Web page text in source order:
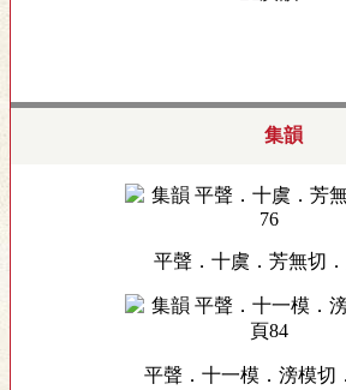
集韻
平聲．十虞．芳無切
平聲．十一模．滂模切